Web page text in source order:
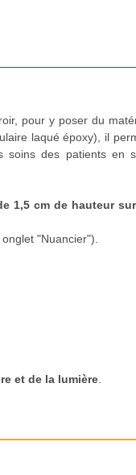
pour y poser du
laqué époxy), il
soins des patients en
1,5 cm de hauteur
"Nuancier").
et de la lumière.